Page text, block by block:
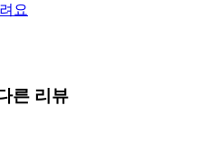
요
른 리뷰